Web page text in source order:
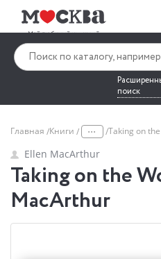
поиск
Главная Книги ... Taking on
Ellen MacArthur
Taking on the
MacArthur